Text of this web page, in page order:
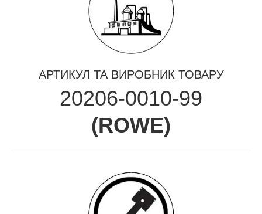
АРТИКУЛ ТА ВИРОБНИК ТОВАРУ
20206-0010-99
(ROWE)